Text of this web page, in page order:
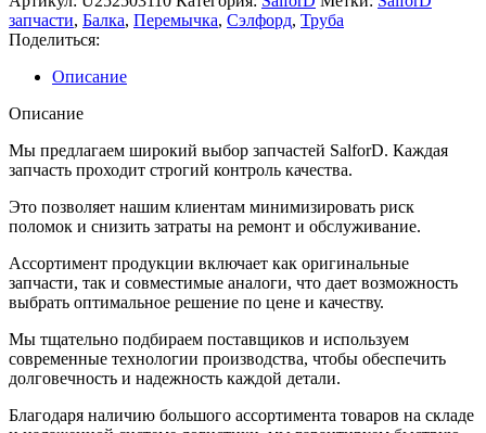
279
см
U252503110
запчасти, Балка, Перемычка, Сэлфорд, Труба
Поделиться:
Описание
Описание
Мы предлагаем широкий выбор запчастей SalforD. Каждая
запчасть проходит строгий контроль качества.
Это позволяет нашим клиентам минимизировать риск
поломок и снизить затраты на ремонт и обслуживание.
Ассортимент продукции включает как оригинальные
запчасти, так и совместимые аналоги, что дает возможность
выбрать оптимальное решение по цене и качеству.
Мы тщательно подбираем поставщиков и используем
современные технологии производства, чтобы обеспечить
долговечность и надежность каждой детали.
Благодаря наличию большого ассортимента товаров на складе